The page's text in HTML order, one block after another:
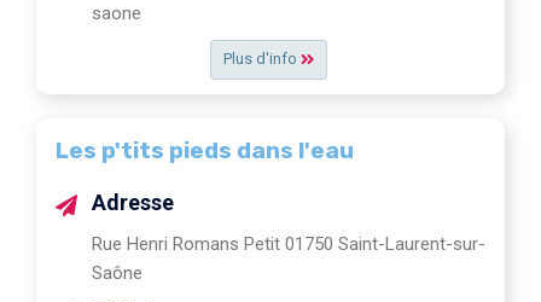
Plus d'info
saone
Les p'tits pieds dans l'eau
Adresse
Rue Henri Romans Petit 01750 Saint-Laurent-sur-
Saône